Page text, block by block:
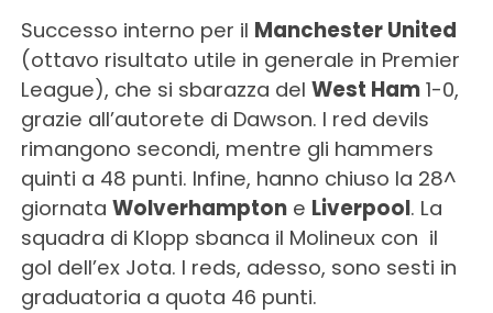
Successo interno per il Manchester United
(ottavo risultato utile in generale in Premier
League), che si sbarazza del West Ham1-0,
grazie all’autorete di Dawson. I red devils
rimangono secondi, mentre gli hammers
quinti a 48 punti. Infine, hanno chiuso la 28^
giornata Wolverhamptone Liverpool. La
squadra di Klopp sbanca il Molineux con il
gol dell’ex Jota. I reds, adesso, sono sesti in
graduatoria a quota 46 punti.